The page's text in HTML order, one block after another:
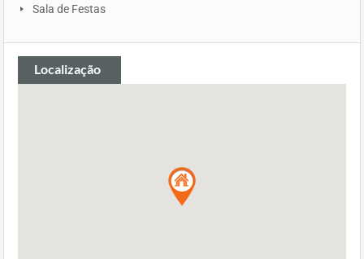
Sala de Festas
Localização